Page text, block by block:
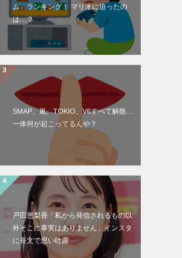
0 0 0
2022/6/29 2022/6/29
ム」ランキング！ マリオに迫ったの
は…？
SMAP、嵐、TOKIO、V6すべて解散…
一体何が起こってるんや？
戸田恵梨香「私から発信されるもの以
外そこに事実はありません」インスタ
に長文で思い吐露